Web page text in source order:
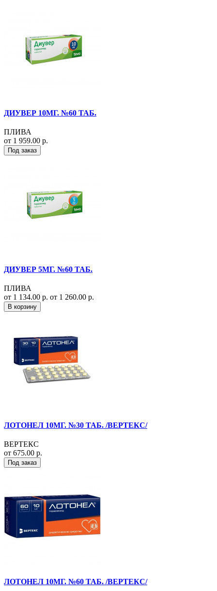
ДИУВЕР 10МГ. №60 ТАБ.
ПЛИВА
от 1 959.00 р.
Под заказ
ДИУВЕР 5МГ. №60 ТАБ.
ПЛИВА
от 1 134.00 р. от 1 260.00 р.
В корзину
ЛОТОНЕЛ 10МГ. №30 ТАБ. /ВЕРТЕКС/
ВЕРТЕКС
от 675.00 р.
Под заказ
ЛОТОНЕЛ 10МГ. №60 ТАБ. /ВЕРТЕКС/